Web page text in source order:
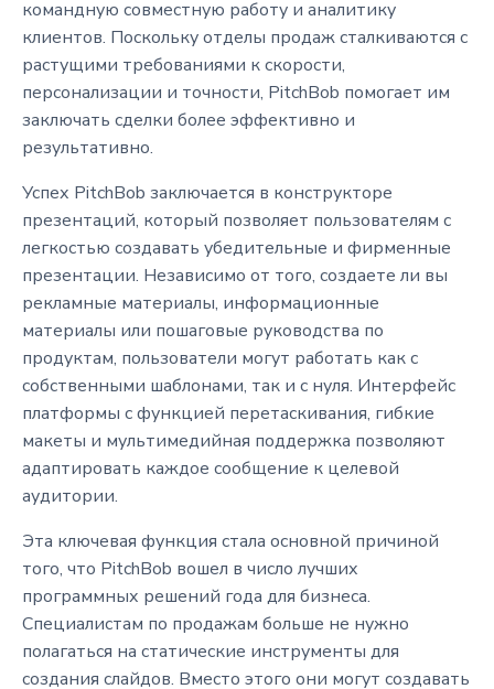
командную совместную работу и аналитику
клиентов. Поскольку отделы продаж сталкиваются с
растущими требованиями к скорости,
персонализации и точности, PitchBob помогает им
заключать сделки более эффективно и
результативно.
Успех PitchBob заключается в конструкторе
презентаций, который позволяет пользователям с
легкостью создавать убедительные и фирменные
презентации. Независимо от того, создаете ли вы
рекламные материалы, информационные
материалы или пошаговые руководства по
продуктам, пользователи могут работать как с
собственными шаблонами, так и с нуля. Интерфейс
платформы с функцией перетаскивания, гибкие
макеты и мультимедийная поддержка позволяют
адаптировать каждое сообщение к целевой
аудитории.
Эта ключевая функция стала основной причиной
того, что PitchBob вошел в число лучших
программных решений года для бизнеса.
Специалистам по продажам больше не нужно
полагаться на статические инструменты для
создания слайдов. Вместо этого они могут создавать